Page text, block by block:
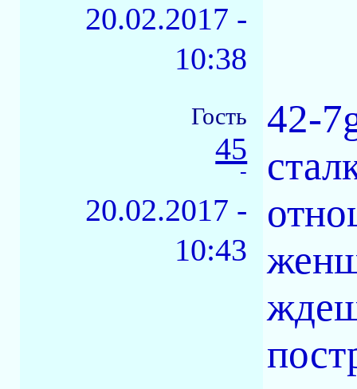
20.02.2017 -
10:38
Гость
45
-
20.02.2017 -
10:43
42-